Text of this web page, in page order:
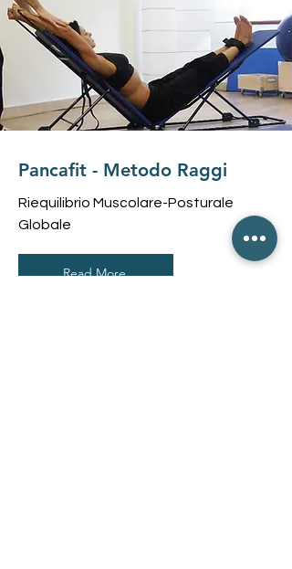
Pancafit - Metodo Raggi
Riequilibrio Muscolare-Posturale
Globale
Read More